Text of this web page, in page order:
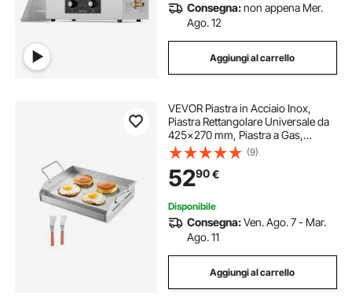
Consegna:non appena Mer.
Ago. 12
Aggiungi al carrello
VEVOR Piastra in Acciaio Inox,
Piastra Rettangolare Universale da
425x270 mm, Piastra a Gas,
Pentole da Fornello Portatili per
Famiglie con Manico, per
Campeggio, Festa, Eventi da
Esterno
(9)
5290€
Disponibile
Consegna:Ven. Ago. 7 - Mar.
Ago. 11
Aggiungi al carrello